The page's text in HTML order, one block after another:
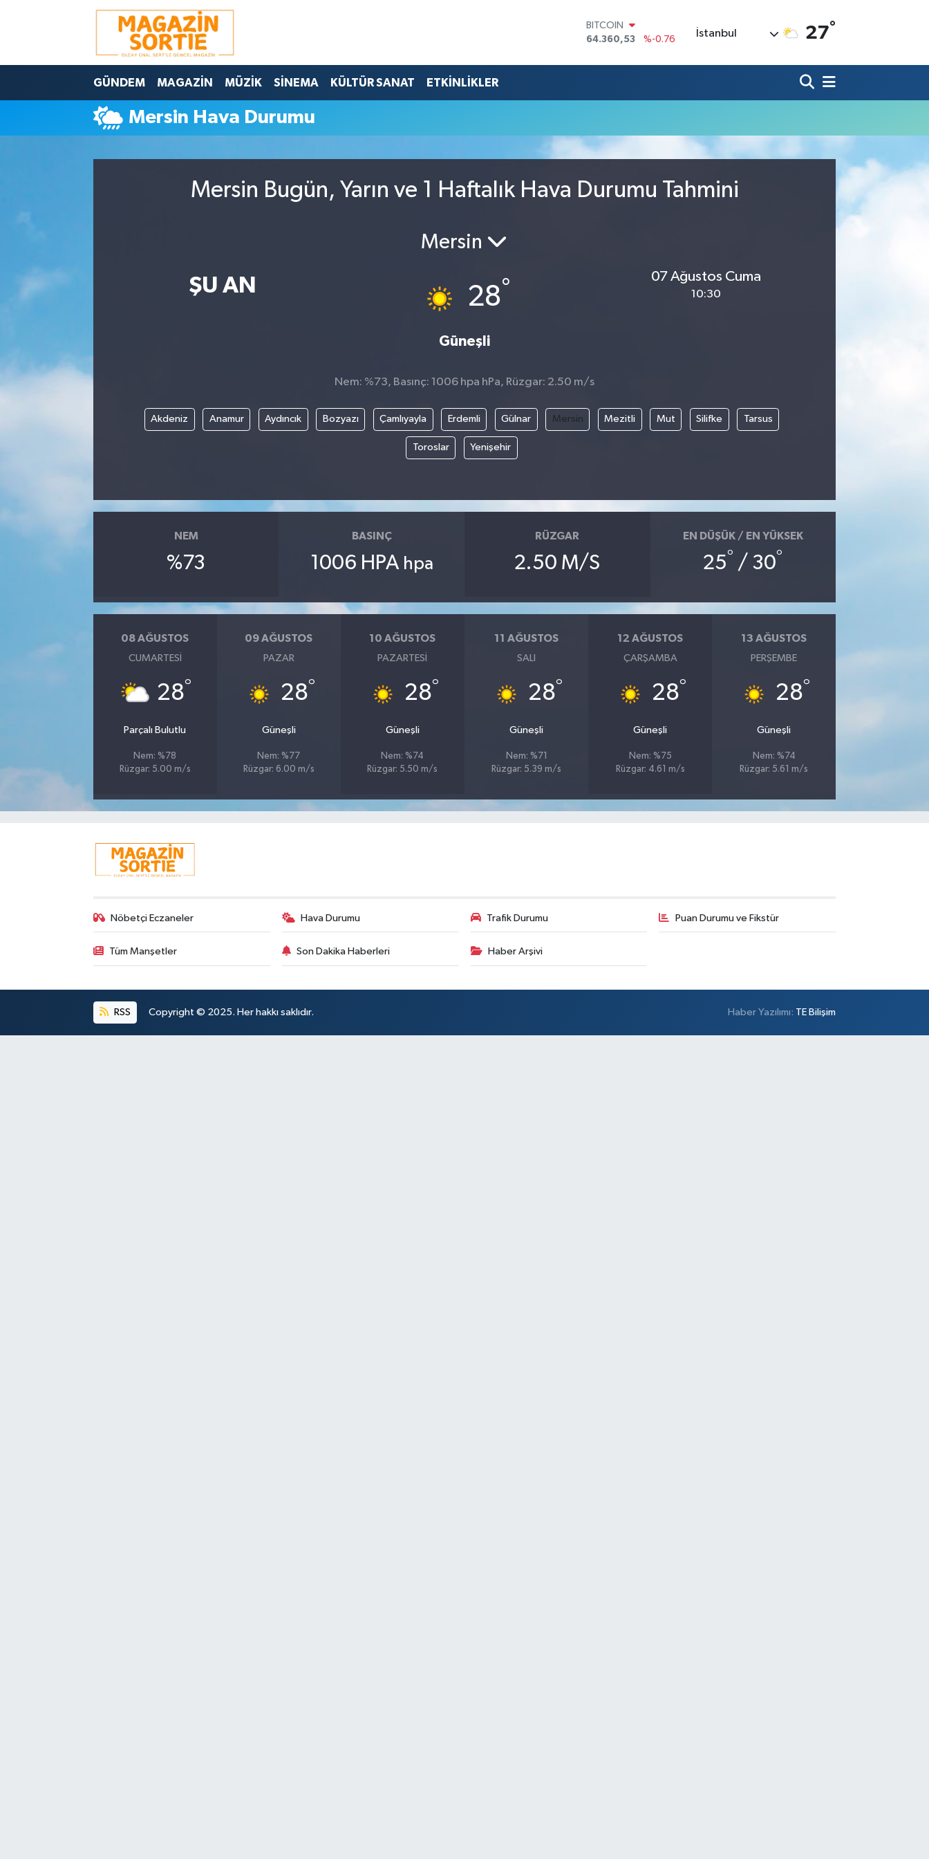
BITCOIN
64.360,53
%-0.76
47,7069
%0.17
GRAM ALTIN
6574.81
İstanbul 27°
GÜNDEM MAGAZİN MÜZİK SİNEMA KÜLTÜR SANAT ETKİNLİKLER
Mersin Hava Durumu
Mersin Bugün, Yarın ve 1 Haftalık Hava Durumu Tahmini
ŞU AN
Mersin
28°
Güneşli
07 Ağustos Cuma
10:30
Nem: %73, Basınç: 1006 hpa hPa, Rüzgar: 2.50 m/s
Akdeniz Anamur Aydıncık Bozyazı Çamlıyayla Erdemli Gülnar Mersin Mezitli Mut Silifke Tarsus
Toroslar Yenişehir
NEM
%73
BASINÇ
1006 HPA hpa
RÜZGAR
2.50 M/S
EN DÜŞÜK / EN YÜKSEK
25° / 30°
08 AĞUSTOS
CUMARTESI
28°
Parçalı Bulutlu
Nem: %78
Rüzgar: 5.00 m/s
09 AĞUSTOS
PAZAR
28°
Güneşli
Nem: %77
Rüzgar: 6.00 m/s
10 AĞUSTOS
PAZARTESI
28°
Güneşli
Nem: %74
Rüzgar: 5.50 m/s
11 AĞUSTOS
SALI
28°
Güneşli
Nem: %71
Rüzgar: 5.39 m/s
12 AĞUSTOS
ÇARŞAMBA
28°
Güneşli
Nem: %75
Rüzgar: 4.61 m/s
13 AĞUSTOS
PERŞEMBE
28°
Güneşli
Nem: %74
Rüzgar: 5.61 m/s
Nöbetçi Eczaneler Hava Durumu Trafik Durumu Puan Durumu ve Fikstür
Tüm Manşetler Son Dakika Haberleri Haber Arşivi
RSS Copyright © 2025. Her hakkı saklıdır. Haber Yazılımı: TE Bilişim
Nöbetçi Eczaneler
Hava Durumu
Trafik Durumu
Süper Lig Puan Durumu ve Fikstür